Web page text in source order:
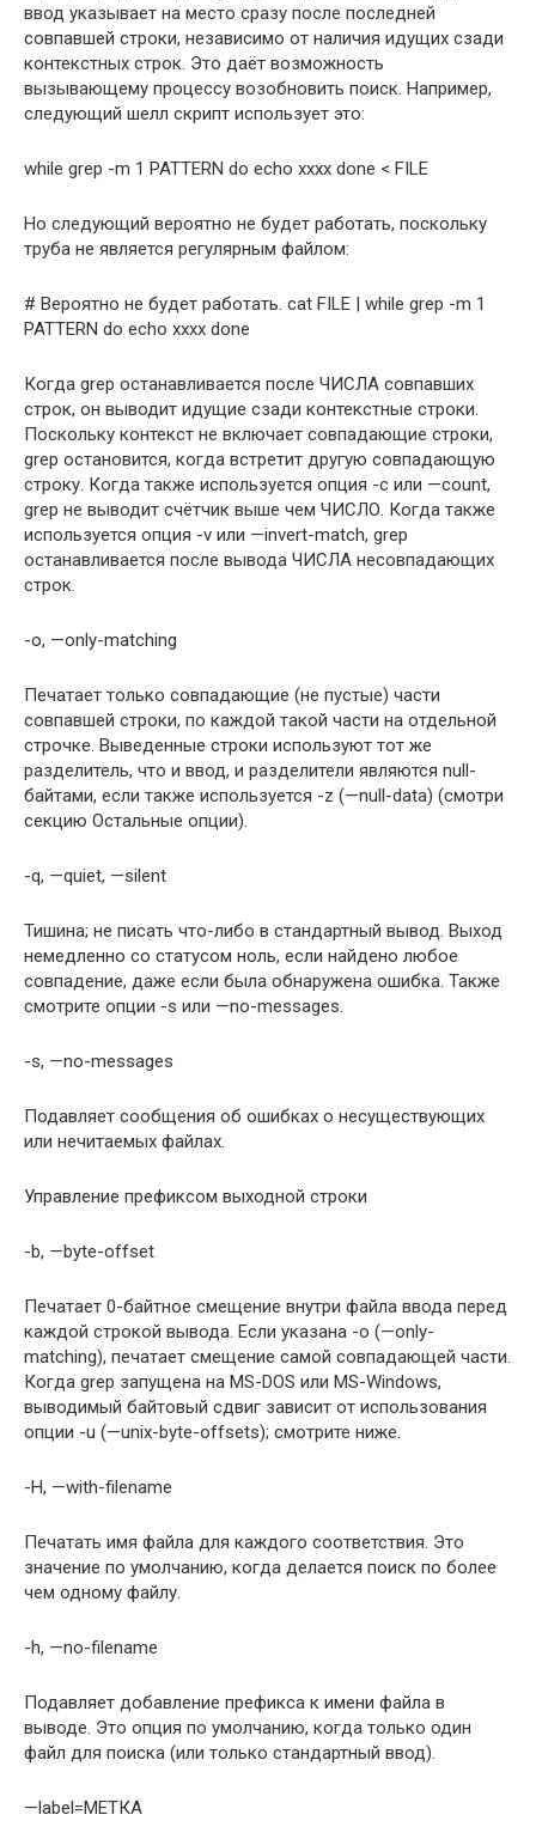
ввод указывает на место сразу после последней
совпавшей строки, независимо от наличия идущих сзади
контекстных строк. Это даёт возможность
вызывающему процессу возобновить поиск. Например,
следующий шелл скрипт использует это:
while grep -m 1 PATTERN do echo xxxx done < FILE
Но следующий вероятно не будет работать, поскольку
труба не является регулярным файлом:
# Вероятно не будет работать. cat FILE | while grep -m 1
PATTERN do echo xxxx done
Когда grep останавливается после ЧИСЛА совпавших
строк, он выводит идущие сзади контекстные строки.
Поскольку контекст не включает совпадающие строки,
grep остановится, когда встретит другую совпадающую
строку. Когда также используется опция -c или —count,
grep не выводит счётчик выше чем ЧИСЛО. Когда также
используется опция -v или —invert-match, grep
останавливается после вывода ЧИСЛА несовпадающих
строк.
-o, —only-matching
Печатает только совпадающие (не пустые) части
совпавшей строки, по каждой такой части на отдельной
строчке. Выведенные строки используют тот же
разделитель, что и ввод, и разделители являются null-
байтами, если также используется -z (—null-data) (смотри
секцию Остальные опции).
-q, —quiet, —silent
Тишина; не писать что-либо в стандартный вывод. Выход
немедленно со статусом ноль, если найдено любое
совпадение, даже если была обнаружена ошибка. Также
смотрите опции -s или —no-messages.
-s, —no-messages
Подавляет сообщения об ошибках о несуществующих
или нечитаемых файлах.
Управление префиксом выходной строки
-b, —byte-offset
Печатает 0-байтное смещение внутри файла ввода перед
каждой строкой вывода. Если указана -o (—only-
matching), печатает смещение самой совпадающей части.
Когда grep запущена на MS-DOS или MS-Windows,
выводимый байтовый сдвиг зависит от использования
опции -u (—unix-byte-offsets); смотрите ниже.
-H, —with-filename
Печатать имя файла для каждого соответствия. Это
значение по умолчанию, когда делается поиск по более
чем одному файлу.
-h, —no-filename
Подавляет добавление префикса к имени файла в
выводе. Это опция по умолчанию, когда только один
файл для поиска (или только стандартный ввод).
—label=МЕТКА